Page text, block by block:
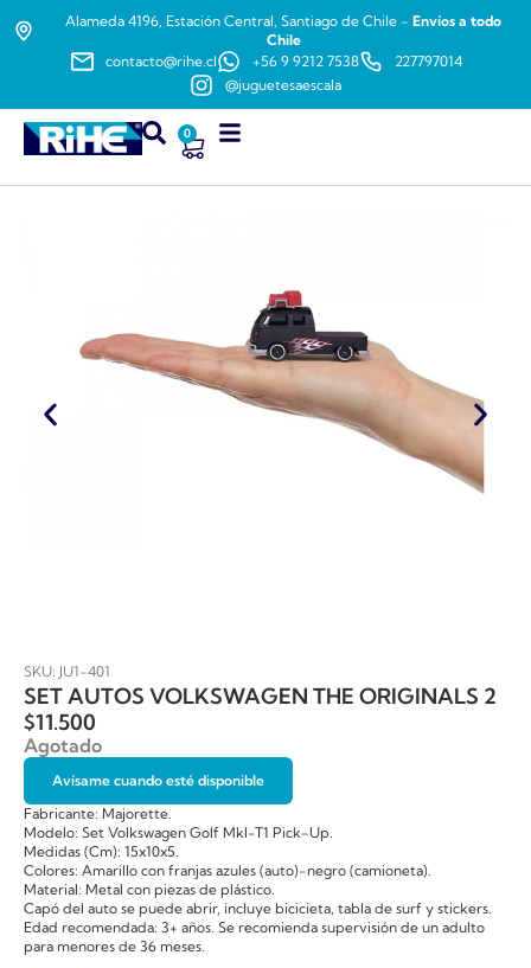
Alameda 4196, Estación Central, Santiago de Chile - Envíos a todo
Chile
contacto@rihe.cl
+56 9 9212 7538
227797014
@juguetesaescala
0
SKU: JU1-401
SET AUTOS VOLKSWAGEN THE ORIGINALS 2
$11.500
Agotado
Avísame cuando esté disponible
Fabricante: Majorette.
Modelo: Set Volkswagen Golf MkI-T1 Pick-Up.
Medidas (Cm): 15x10x5.
Colores: Amarillo con franjas azules (auto)-negro (camioneta).
Material: Metal con piezas de plástico.
Capó del auto se puede abrir, incluye bicicieta, tabla de surf y stickers.
Edad recomendada: 3+ años. Se recomienda supervisión de un adulto
para menores de 36 meses.